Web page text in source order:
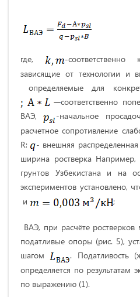
где,
-соответственно
зависящие от технологии и
определяемые для
соответственно
ВАЭ,
-начальное
расчетное сопротивление
R;
- внешняя
ширина ростверка Например,
грунтов Узбекистана и на
экспериментов установлено,
и
;
ВАЭ, при расчёте
податливые опоры (рис. 5),
шагом
. Податливость
определяется по результатам
по выражению (1).